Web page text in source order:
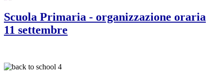
Scuola Primaria - organizzazione oraria
11 settembre